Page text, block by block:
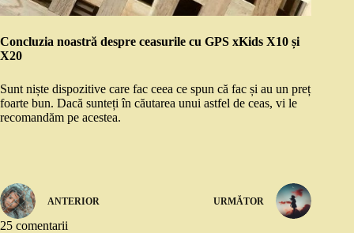
Concluzia noastră despre ceasurile cu GPS xKids X10 și
X20
Sunt niște dispozitive care fac ceea ce spun că fac și au un preț
foarte bun. Dacă sunteți în căutarea unui astfel de ceas, vi le
recomandăm pe acestea.
ANTERIOR URMĂTOR
25 comentarii